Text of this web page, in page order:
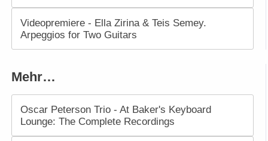
Videopremiere - Ella Zirina & Teis Semey.
Arpeggios for Two Guitars
Mehr…
Oscar Peterson Trio - At Baker's Keyboard
Lounge: The Complete Recordings